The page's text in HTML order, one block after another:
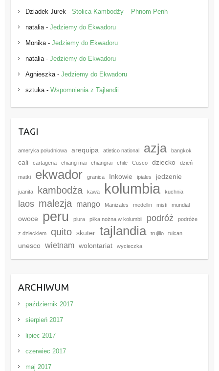
Dziadek Jurek - Stolica Kambodży – Phnom Penh
natalia- Jedziemy do Ekwadoru
Monika- Jedziemy do Ekwadoru
natalia- Jedziemy do Ekwadoru
Agnieszka- Jedziemy do Ekwadoru
sztuka- Wspomnienia z Tajlandii
TAGI
ameryka południowa arequipa atletico national azja bangkok
cali cartagena chiang mai chiangrai chile Cusco dziecko dzień
matki ekwador granica Inkowie ipiales jedzenie
juanita kambodża kawa kolumbia kuchnia
laos malezja mango Manizales medellin misti mundial
owoce peru piura piłka nożna w kolumbii podróż podróże
z dzieckiem quito skuter tajlandia trujillo tulcan
unesco wietnam wolontariat wycieczka
ARCHIWUM
październik 2017
sierpień 2017
lipiec 2017
czerwiec 2017
maj 2017